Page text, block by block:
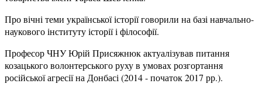
Про вічні теми української історії говорили на базі навчально-
наукового інституту історії і філософії.
Професор ЧНУ Юрій Присяжнюк актуалізував питання
козацького волонтерського руху в умовах розгортання
російської агресії на Донбасі (2014 - початок 2017 рр.).